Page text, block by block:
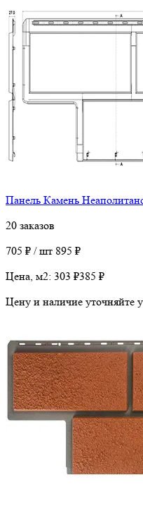
Панель Камень
20 заказов
705 ₽ / шт 895 ₽
Цена, м2: 303 ₽385 ₽
Цену и наличие уточняйте